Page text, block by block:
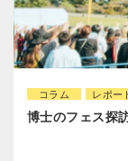
コラム レポー
博士のフェス探